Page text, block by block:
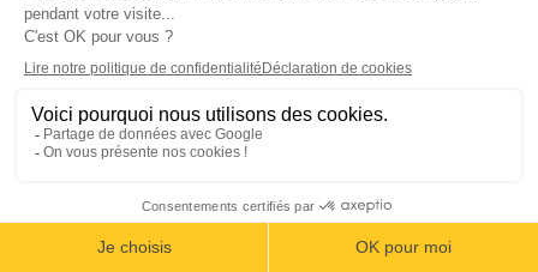
Calle la caraña – Piedades de Santa Ana
agence@costarica-decouverte.com
WhatsApp :+506 8302 1629